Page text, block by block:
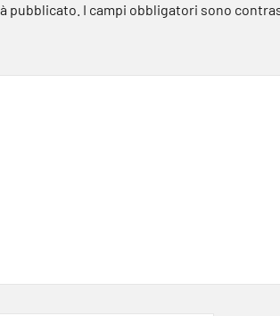
pubblicato. I campi obbligatori sono